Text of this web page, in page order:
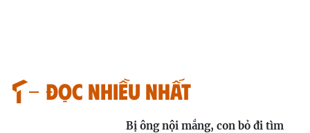
Đọc nhiều nhất
Bị ông nội mắng, con bỏ đi tìm